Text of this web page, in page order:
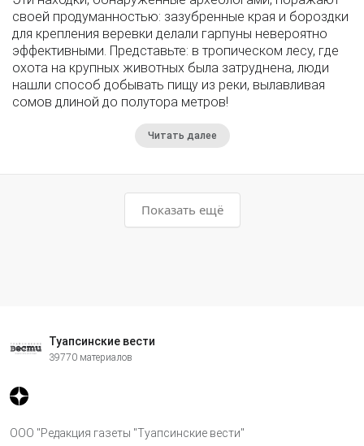
своей продуманностью: зазубренные края и бороздки
для крепления веревки делали гарпуны невероятно
эффективными. Представьте: в тропическом лесу, где
охота на крупных животных была затруднена, люди
нашли способ добывать пищу из реки, вылавливая
сомов длиной до полутора метров!
Читать далее
Показать ещё
Туапсинские вести
39770 материалов
ООО "Редакция газеты "Туапсинские вести"